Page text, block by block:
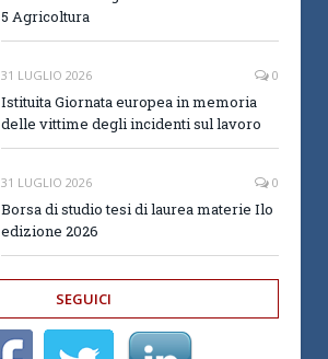
5 Agricoltura
31 LUGLIO 2026 0
Istituita Giornata europea in memoria
delle vittime degli incidenti sul lavoro
31 LUGLIO 2026 0
Borsa di studio tesi di laurea materie Ilo
edizione 2026
SEGUICI